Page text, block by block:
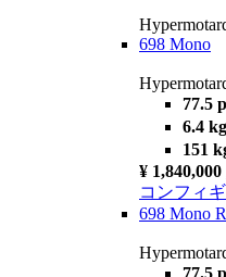
698 Mono
77.5
6.4
151
¥ 1,840,000
コンフィ
698 Mono
77.5